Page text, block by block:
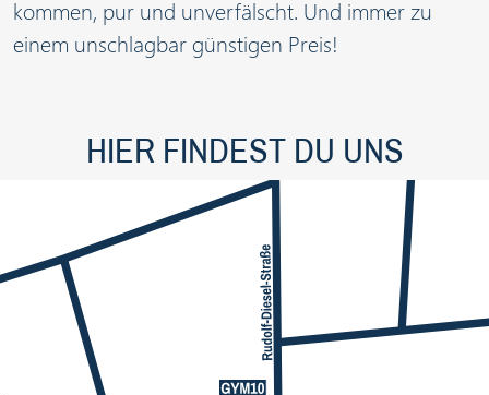
kommen, pur und unverfälscht. Und immer zu
einem unschlagbar günstigen Preis!
HIER FINDEST DU UNS